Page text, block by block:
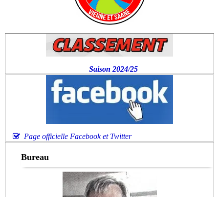
Saison 2024/25
Page officielle Facebook et Twitter
Bureau